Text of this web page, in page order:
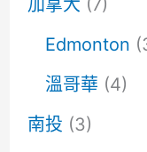
Edmonton
溫哥華 (4)
南投 (3)